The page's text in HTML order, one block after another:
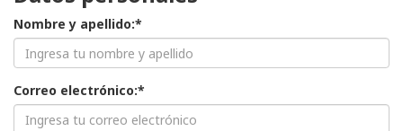
Nombre y apellido:*
Correo electrónico:*